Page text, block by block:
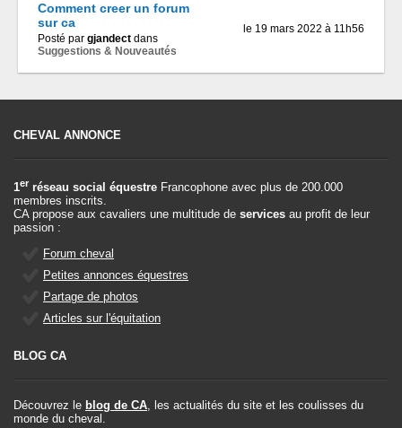
Comment creer un forum
sur ca
Posté par gjandect dans
Suggestions & Nouveautés
le 19 mars 2022 à 11h56
CHEVAL ANNONCE
1er réseau social équestre Francophone avec plus de 200.000
membres inscrits.
CA propose aux cavaliers une multitude de services au profit de leur
passion :
Forum cheval
Petites annonces équestres
Partage de photos
Articles sur l'équitation
BLOG CA
Découvrez le blog de CA, les actualités du site et les coulisses du
monde du cheval.